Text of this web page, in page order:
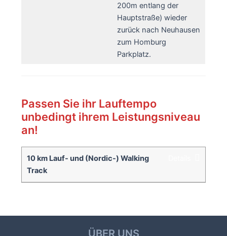
200m entlang der
Hauptstraße) wieder
zurück nach Neuhausen
zum Homburg
Parkplatz.
Passen Sie ihr Lauftempo
unbedingt ihrem Leistungsniveau
an!
10 km Lauf- und (Nordic-) Walking
Track